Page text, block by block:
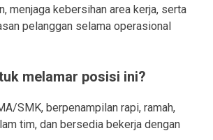
menjaga kebersihan area kerja, serta
pelanggan selama operasional
melamar posisi ini?
SMK, berpenampilan rapi, ramah,
tim, dan bersedia bekerja dengan